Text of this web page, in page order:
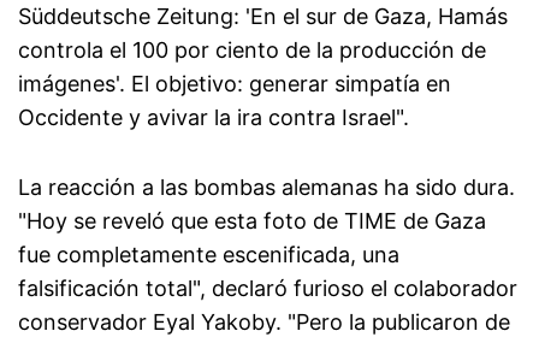
Süddeutsche Zeitung: 'En el sur de Gaza, Hamás
controla el 100 por ciento de la producción de
imágenes'. El objetivo: generar simpatía en
Occidente y avivar la ira contra Israel".
La reacción a las bombas alemanas ha sido dura.
"Hoy se reveló que esta foto de TIME de Gaza
fue completamente escenificada, una
falsificación total", declaró furioso el colaborador
conservador Eyal Yakoby. "Pero la publicaron de